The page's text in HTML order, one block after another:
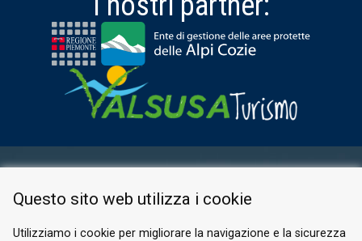
PRIVACY POLICY
Questo sito web utilizza i cookie
Utilizziamo i cookie per migliorare la navigazione e la sicurezza